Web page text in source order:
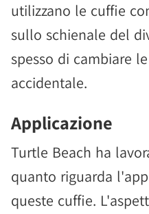
utilizzano le cuffie
sullo schienale del
spesso di cambiare
accidentale.
Applicazione
Turtle Beach ha
quanto riguarda
queste cuffie.